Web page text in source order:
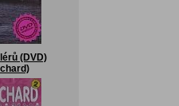
(DVD)